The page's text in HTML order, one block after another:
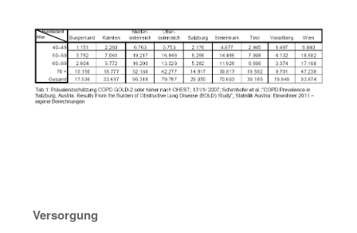
Ver­sor­gung